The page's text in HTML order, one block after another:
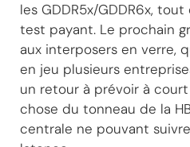
les GDDR5x/GDDR6x,
test payant. Le prochain
aux interposers en verre,
en jeu plusieurs
un retour à prévoir à
chose du tonneau de la
centrale ne pouvant